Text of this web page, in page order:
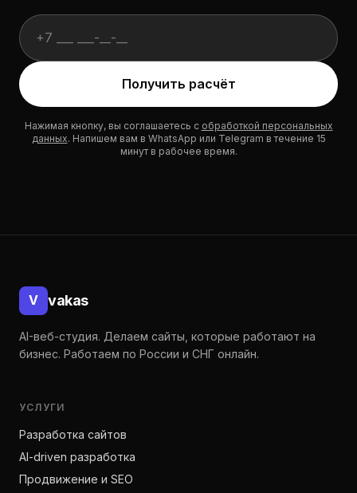
Website (не заполнять):
Получить расчёт
Нажимая кнопку, вы соглашаетесь с обработкой персональных
данных. Напишем вам в WhatsApp или Telegram в течение 15
минут в рабочее время.
V vakas
AI-веб-студия. Делаем сайты, которые работают на
бизнес. Работаем по России и СНГ онлайн.
УСЛУГИ
Разработка сайтов
AI-driven разработка
Продвижение и SEO